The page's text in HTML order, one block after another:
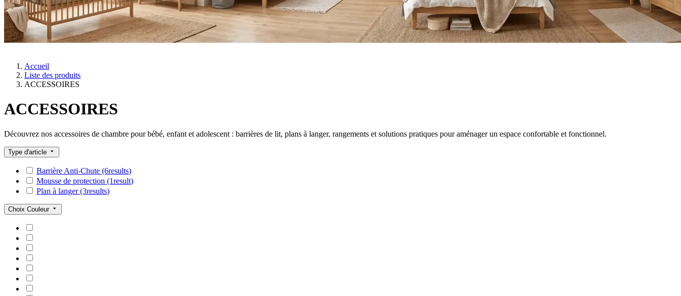
Accueil
Liste des produits
ACCESSOIRES
ACCESSOIRES
Découvrez nos accessoires de chambre pour bébé, enfant et adolescent : barrières de lit, plans à langer, rangements et solutions pratiques pour aménager un espace confortable et fonctionnel.
Type d'article
Barrière Anti-Chute (6results)
Mousse de protection (1result)
Plan à langer(3results)
Choix Couleur